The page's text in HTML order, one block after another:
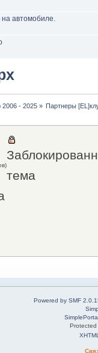
на автомобиле.
- 2025» Партнеры
тема
Powered by SMF